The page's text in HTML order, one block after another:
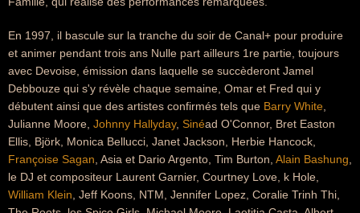
En 1997, il bascule sur la tranche du soir de Canal+ pour produire
et animer pendant trois ans Nulle part ailleurs 1re partie, toujours
avec Devoise, émission dans laquelle se succèderont Jamel
Debbouze qui s'y révèle chaque semaine, Omar et Fred qui y
débutent ainsi que des artistes confirmés tels que Barry White
Julianne Moore, Johnny Hallyday, Sinéad O'Connor, Bret Easton
Ellis, Björk, Monica Bellucci, Janet Jackson, Herbie Hancock,
Françoise Sagan , Asia et Dario Argento, Tim Burton, Alain Bashung
le DJ et compositeur Laurent Garnier, Courtney Love, k Hole,
William Klein , Jeff Koons, NTM, Jennifer Lopez, Coralie Trinh Thi,